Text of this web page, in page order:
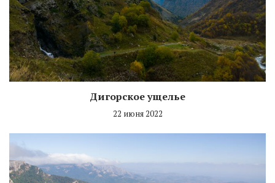
Дигорское ущелье
22 июня 2022